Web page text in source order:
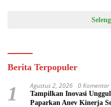
Berita Terpopuler
1 Agustus 2, 2026 0 Komentar
Tampilkan Inovasi
Paparkan Anev Kinerja